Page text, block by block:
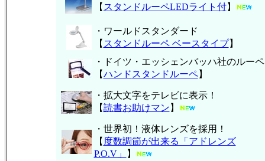
【 スタンドルーペLEDライト付】
・ワールドスタンダード
【 スタンドルーペ ベースタイプ】
・ドイツ・エッシェンバッハ社のルーペ
【ハンド スタンドルーペ】
・拡大文字をテレビに表示！
【読書お助けマン 】
・世界初！液体レンズを採用！
【 度数調節が出来る「アドレンズ
P.O.V」
】